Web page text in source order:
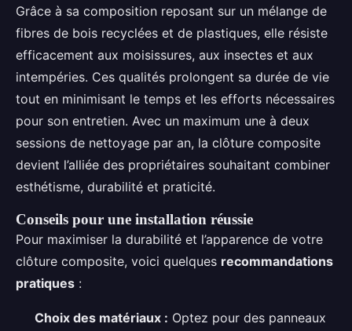
Grâce à sa composition reposant sur un mélange de
fibres de bois recyclées et de plastiques, elle résiste
efficacement aux moisissures, aux insectes et aux
intempéries. Ces qualités prolongent sa durée de vie
tout en minimisant le temps et les efforts nécessaires
pour son entretien. Avec un maximum une à deux
sessions de nettoyage par an, la clôture composite
devient l’alliée des propriétaires souhaitant combiner
esthétisme, durabilité et praticité.
Conseils pour une installation réussie
Pour maximiser la durabilité et l’apparence de votre
clôture composite, voici quelques recommandations
pratiques :
Choix des matériaux : Optez pour des panneaux